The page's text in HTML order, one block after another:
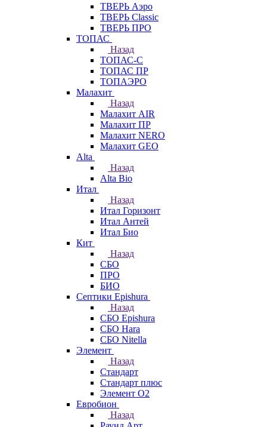
ТВЕРЬ Аэро
ТВЕРЬ Classic
ТВЕРЬ ПРО
ТОПАС
Назад
ТОПАС-С
ТОПАС ПР
ТОПАЭРО
Малахит
Назад
Малахит AIR
Малахит ПР
Малахит NERO
Малахит GEO
Alta
Назад
Alta Bio
Итал
Назад
Итал Горизонт
Итал Антей
Итал Био
Кит
Назад
СБО
ПРО
БИО
Септики Epishura
Назад
СБО Epishura
СБО Hara
СБО Nitella
Элемент
Назад
Стандарт
Стандарт плюс
Элемент О2
Евробион
Назад